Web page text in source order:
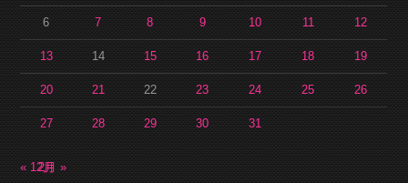
6 7 8 9 10 11 12
13 14 15 16 17 18 19
20 21 22 23 24 25 26
27 28 29 30 31
« 12月2月 »